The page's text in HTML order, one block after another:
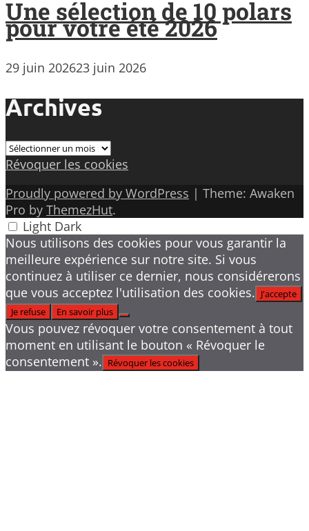
Une sélection de 10 polars
pour votre été 2026
29 juin 202623 juin 2026
Archives
Archives
Révoquer les cookies
Proudly powered by WordPress | Theme: Awaken
Pro by ThemezHut.
Light Dark
Nous utilisons des cookies pour vous garantir la
meilleure expérience sur notre site. Si vous
continuez à utiliser ce dernier, nous considérerons
que vous acceptez l'utilisation des cookies. J'accepte
Je refuse
En savoir plus
Vous pouvez révoquer votre consentement à tout
moment en utilisant le bouton « Révoquer le
consentement ». Révoquer les cookies